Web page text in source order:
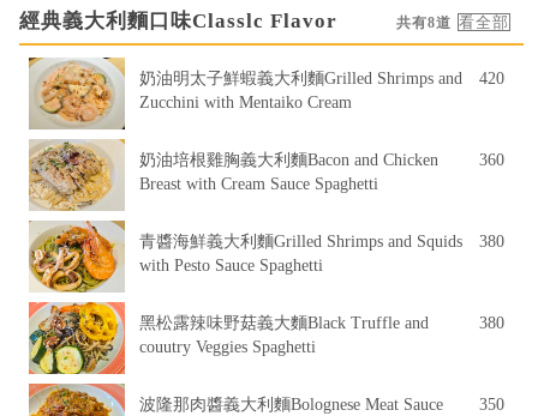
經典義大利麵口味Classlc Flavor 共有8道
奶油明太子鮮蝦義大利麵Grilled Shrimps and
Zucchini with Mentaiko Cream
420
奶油培根雞胸義大利麵Bacon and Chicken
Breast with Cream Sauce Spaghetti
360
青醬海鮮義大利麵Grilled Shrimps and Squids
with Pesto Sauce Spaghetti
380
黑松露辣味野菇義大麵Black Truffle and
couutry Veggies Spaghetti
380
波隆那肉醬義大利麵Bolognese Meat Sauce
350